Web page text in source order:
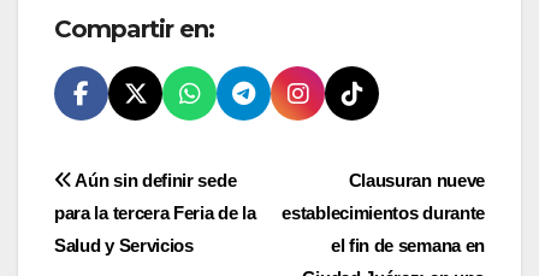
Compartir en:
Navegación
de
Clausuran nueve
establecimientos durante
el fin de semana en
Aún sin definir sede
para la tercera Feria de la
Salud y Servicios